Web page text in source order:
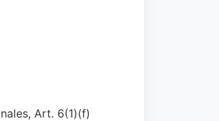
Art. 6(1)(f)